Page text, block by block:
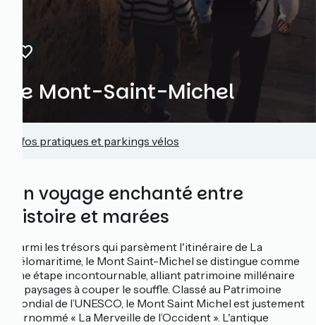
Le Mont-Saint-Michel
Infos pratiques et parkings vélos
Un voyage enchanté entre
histoire et marées
Parmi les trésors qui parsèment l'itinéraire de La
Vélomaritime, le Mont Saint-Michel se distingue comme
une étape incontournable, alliant patrimoine millénaire
et paysages à couper le souffle. Classé au Patrimoine
Mondial de l’UNESCO, le Mont Saint Michel est justement
surnommé « La Merveille de l’Occident ». L'antique